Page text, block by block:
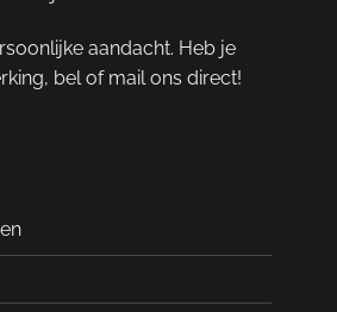
aandacht. Heb je
bel of mail ons direct!